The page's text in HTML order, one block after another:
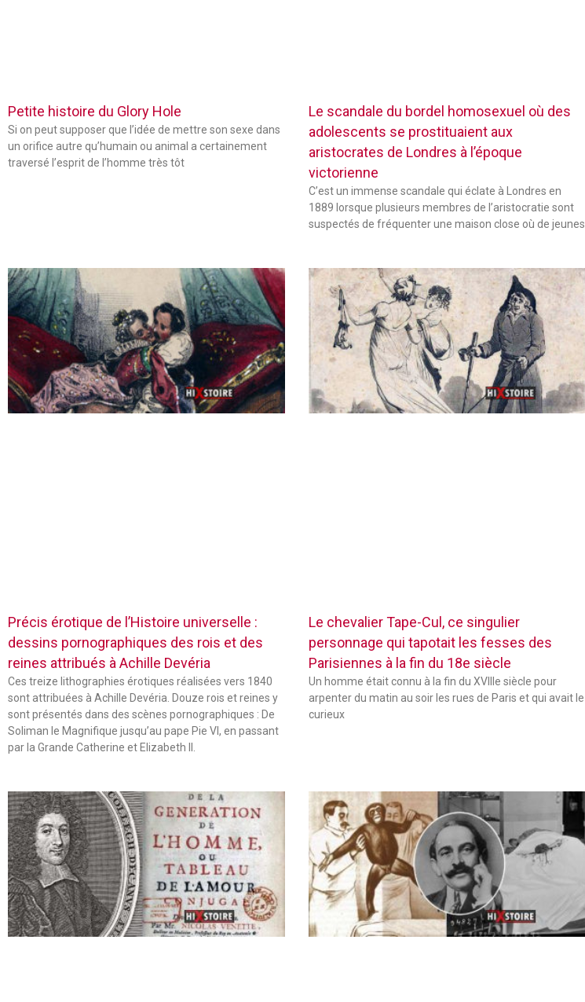
Petite histoire du Glory Hole
Si on peut supposer que l’idée de mettre son sexe dans
un orifice autre qu’humain ou animal a certainement
traversé l’esprit de l’homme très tôt
Le scandale du bordel homosexuel où des
adolescents se prostituaient aux
aristocrates de Londres à l’époque
victorienne
C’est un immense scandale qui éclate à Londres en
1889 lorsque plusieurs membres de l’aristocratie sont
suspectés de fréquenter une maison close où de jeunes
Précis érotique de l’Histoire universelle :
dessins pornographiques des rois et des
reines attribués à Achille Devéria
Ces treize lithographies érotiques réalisées vers 1840
sont attribuées à Achille Devéria. Douze rois et reines y
sont présentés dans des scènes pornographiques : De
Soliman le Magnifique jusqu’au pape Pie VI, en passant
par la Grande Catherine et Elizabeth II.
Le chevalier Tape-Cul, ce singulier
personnage qui tapotait les fesses des
Parisiennes à la fin du 18e siècle
Un homme était connu à la fin du XVIIIe siècle pour
arpenter du matin au soir les rues de Paris et qui avait le
curieux